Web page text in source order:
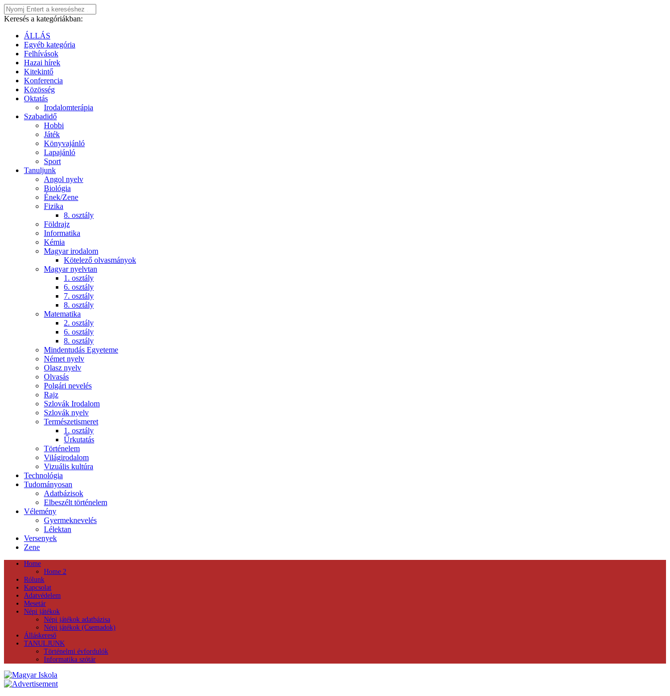
Keresés a kategóriákban:
ÁLLÁS
Egyéb kategória
Felhívások
Hazai hírek
Kitekintő
Konferencia
Közösség
Oktatás
Irodalomterápia
Szabadidő
Hobbi
Játék
Könyvajánló
Lapajánló
Sport
Tanuljunk
Angol nyelv
Biológia
Ének/Zene
Fizika
8. osztály
Földrajz
Informatika
Kémia
Magyar irodalom
Kötelező olvasmányok
Magyar nyelvtan
1. osztály
6. osztály
7. osztály
8. osztály
Matematika
2. osztály
6. osztály
8. osztály
Mindentudás Egyeteme
Német nyelv
Olasz nyelv
Olvasás
Polgári nevelés
Rajz
Szlovák Irodalom
Szlovák nyelv
Természetismeret
1. osztály
Űrkutatás
Történelem
Világirodalom
Vizuális kultúra
Technológia
Tudományosan
Adatbázisok
Elbeszélt történelem
Vélemény
Gyermeknevelés
Lélektan
Versenyek
Zene
Home
Home 2
Rólunk
Kapcsolat
Adatvédelem
Mesetár
Népi játékok
Népi játékok adatbázisa
Népi játékok (Csemadok)
Álláskereső
TANULJUNK
Történelmi évfordulók
Informatika szótár